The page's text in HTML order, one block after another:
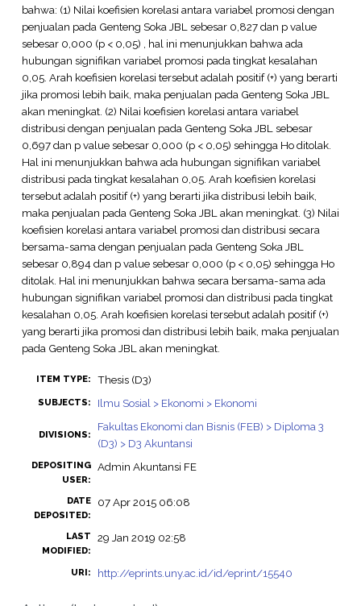
bahwa: (1) Nilai koefisien korelasi antara variabel promosi dengan
penjualan pada Genteng Soka JBL sebesar 0,827 dan p value
sebesar 0,000 (p < 0,05) , hal ini menunjukkan bahwa ada
hubungan signifikan variabel promosi pada tingkat kesalahan
0,05. Arah koefisien korelasi tersebut adalah positif (+) yang berarti
jika promosi lebih baik, maka penjualan pada Genteng Soka JBL
akan meningkat. (2) Nilai koefisien korelasi antara variabel
distribusi dengan penjualan pada Genteng Soka JBL sebesar
0,697 dan p value sebesar 0,000 (p < 0,05) sehingga Ho ditolak.
Hal ini menunjukkan bahwa ada hubungan signifikan variabel
distribusi pada tingkat kesalahan 0,05. Arah koefisien korelasi
tersebut adalah positif (+) yang berarti jika distribusi lebih baik,
maka penjualan pada Genteng Soka JBL akan meningkat. (3) Nilai
koefisien korelasi antara variabel promosi dan distribusi secara
bersama-sama dengan penjualan pada Genteng Soka JBL
sebesar 0,894 dan p value sebesar 0,000 (p < 0,05) sehingga Ho
ditolak. Hal ini menunjukkan bahwa secara bersama-sama ada
hubungan signifikan variabel promosi dan distribusi pada tingkat
kesalahan 0,05. Arah koefisien korelasi tersebut adalah positif (+)
yang berarti jika promosi dan distribusi lebih baik, maka penjualan
pada Genteng Soka JBL akan meningkat.
ITEM TYPE: Thesis (D3)
SUBJECTS: Ilmu Sosial > Ekonomi > Ekonomi
DIVISIONS:
Fakultas Ekonomi dan Bisnis (FEB) > Diploma 3
(D3) > D3 Akuntansi
DEPOSITING
USER:
Admin Akuntansi FE
DATE
DEPOSITED:
07 Apr 2015 06:08
LAST
MODIFIED:
29 Jan 2019 02:58
URI: http://eprints.uny.ac.id/id/eprint/15540